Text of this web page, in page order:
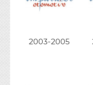
2003-2005